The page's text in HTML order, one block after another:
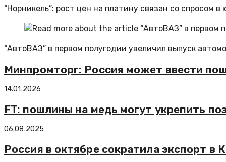
“Норникель”: рост цен на платину связан со спросом
“АвтоВАЗ” в первом полугодии увеличил выпуск
Минпромторг: Россия может ввести
14.01.2026
FT: пошлины на медь могут укрепить
06.08.2025
Россия в октябре сократила экспорт в